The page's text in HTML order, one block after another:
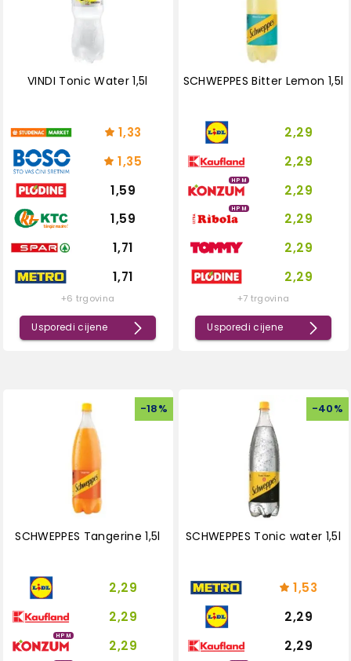
VINDI Tonic Water 1,5l
1,33
1,35
1,59
1,59
1,71
1,71
+6 trgovina
Usporedi cijene
SCHWEPPES Bitter Lemon 1,5l
2,29
2,29
HPM
2,29
HPM
2,29
2,29
2,29
+7 trgovina
Usporedi cijene
-18%
SCHWEPPES Tangerine 1,5l
2,29
2,29
HPM
2,29
-40%
SCHWEPPES Tonic water 1,5l
1,53
2,29
2,29